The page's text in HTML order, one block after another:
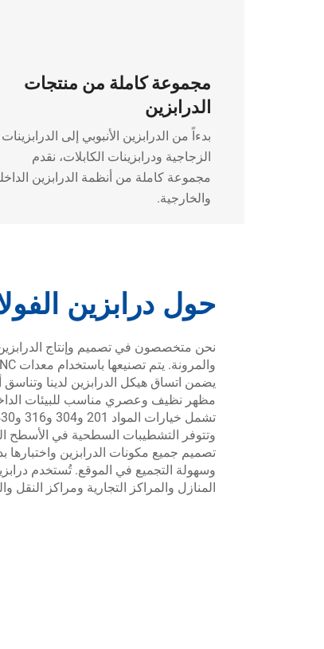
مجموعة كاملة من منتجات
الدرابزين
بدءاً من الدرابزين الأنبوبي إلى الدرابزينات
الزجاجية ودرابزينات الكابلات، نقدم
مجموعة كاملة من أنظمة الدرابزين
والخارجية.
حول درابزين
نحن متخصصون في تصميم وإنتاج
يضمن اتساق هيكل الدرابزين لدينا
مظهر نظيف وعصري مناسب للبيئات
وتتوفر التشطيبات السطحية في الأسطح
تصميم جميع مكونات الدرابزين واختبارها
وسهولة التجميع في الموقع. تُستخدم
المنازل والمراكز التجارية ومراكز النقل